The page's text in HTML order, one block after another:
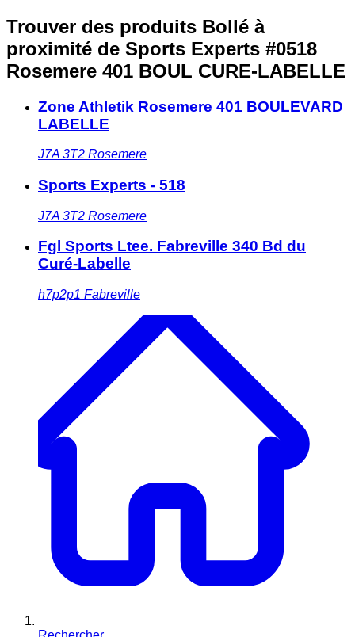
Trouver des produits Bollé à
proximité de Sports Experts #0518
Rosemere 401 BOUL CURE-LABELLE
Zone Athletik Rosemere 401 BOULEVARD
LABELLE
J7A 3T2 Rosemere
Sports Experts - 518
J7A 3T2 Rosemere
Fgl Sports Ltee. Fabreville 340 Bd du
Curé-Labelle
h7p2p1 Fabreville